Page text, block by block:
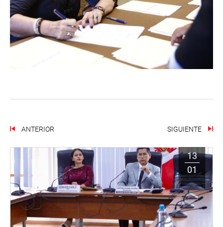
ANTERIOR SIGUIENTE
13
01